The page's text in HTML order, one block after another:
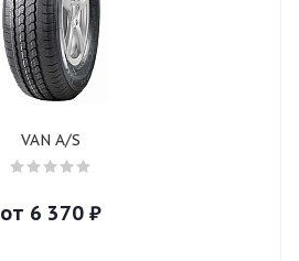
VAN A/S
от 6 370 ₽